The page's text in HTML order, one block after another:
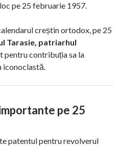
pe 25 februarie 1957.
creștin ortodox, pe 25
Tarasie, patriarhul
pentru contribuția sa la
iconoclastă.
pe 25
patentul pentru revolverul